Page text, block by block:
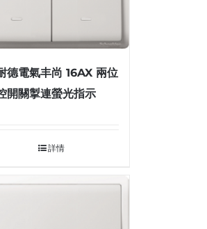
德電氣丰尚 16AX 兩位
開關掣連螢光指示
詳情